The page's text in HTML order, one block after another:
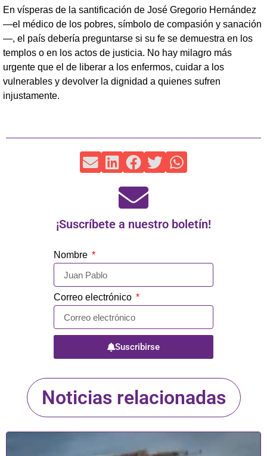
En vísperas de la santificación de José Gregorio Hernández
—el médico de los pobres, símbolo de compasión y sanación
—, el país debería preguntarse si su fe se demuestra en los
templos o en los actos de justicia. No hay milagro más
urgente que el de liberar a los enfermos, cuidar a los
vulnerables y devolver la dignidad a quienes sufren
injustamente.
¡Suscríbete a nuestro boletín!
Nombre
Correo electrónico
Suscribirse
Noticias relacionadas